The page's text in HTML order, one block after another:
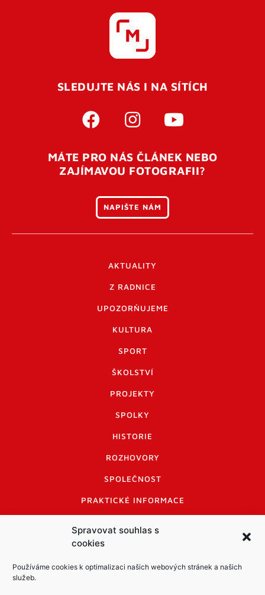
Spravovat souhlas s
cookies
Používáme cookies k optimalizaci našich webových stránek a našich
služeb.
SLEDUJTE NÁS I NA SÍTÍCH
MÁTE PRO NÁS ČLÁNEK NEBO
ZAJÍMAVOU FOTOGRAFII?
NAPIŠTE NÁM
AKTUALITY
Z RADNICE
UPOZORŇUJEME
KULTURA
SPORT
ŠKOLSTVÍ
PROJEKTY
SPOLKY
HISTORIE
ROZHOVORY
SPOLEČNOST
PRAKTICKÉ INFORMACE
INFORMACE A KODEX DISKUTUJÍCÍCH
LOGO A LOGO MANUÁL